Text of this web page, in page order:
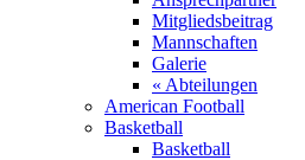
Mitgliedsbeitrag
Mannschaften
Galerie
« Abteilungen
American Football
Basketball
Basketball